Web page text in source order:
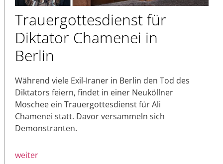
Trauergottesdienst für
Diktator Chamenei in
Berlin
Während viele Exil-Iraner in Berlin den Tod des
Diktators feiern, findet in einer Neuköllner
Moschee ein Trauergottesdienst für Ali
Chamenei statt. Davor versammeln sich
Demonstranten.
weiter